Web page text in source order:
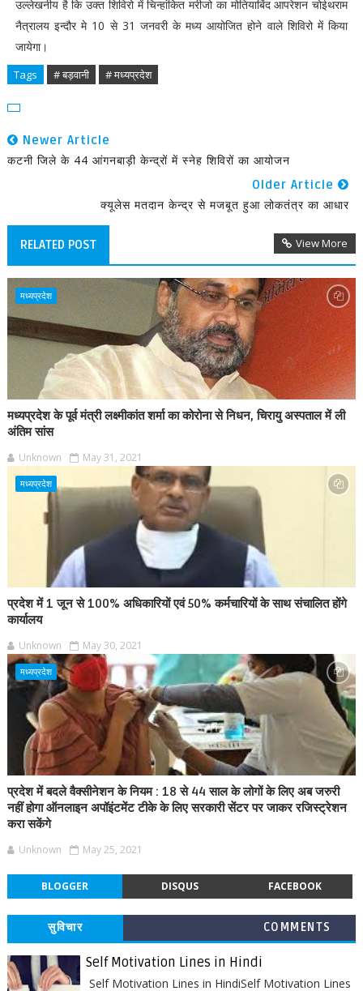
उल्लेखनीय है कि उक्त शिविरो में चिन्हांकित मरीजो का मोतियाबिंद आपरेशन चोईथराम
नैत्रालय इन्दौर मे 10 से 31 जनवरी के मध्य आयोजित होने वाले शिविरो में किया
जायेगा।
Tags # बड़वानी # मध्यप्रदेश
Newer Article
कटनी जिले के 44 आंगनबाड़ी केन्द्रों में स्नेह शिविरों का आयोजन
Older Article
क्यूलेस मतदान केन्द्र से मजबूत हुआ लोकतंत्र का आधार
RELATED POST View More
मध्यप्रदेश
मध्यप्रदेश के पूर्व मंत्री लक्ष्मीकांत शर्मा का कोरोना से निधन, चिरायु अस्पताल में ली
अंतिम सांस
Unknown May 31, 2021
मध्यप्रदेश
प्रदेश में 1 जून से 100% अधिकारियों एवं 50% कर्मचारियों के साथ संचालित होंगे
कार्यालय
Unknown May 30, 2021
मध्यप्रदेश
प्रदेश में बदले वैक्सीनेशन के नियम : 18 से 44 साल के लोगों के लिए अब जरुरी
नहीं होगा ऑनलाइन अपॉइंटमेंट टीके के लिए सरकारी सेंटर पर जाकर रजिस्ट्रेशन
करा सकेंगे
Unknown May 25, 2021
BLOGGER DISQUS FACEBOOK
सुविचार COMMENTS
Self Motivation Lines in Hindi
Self Motivation Lines in HindiSelf Motivation Lines